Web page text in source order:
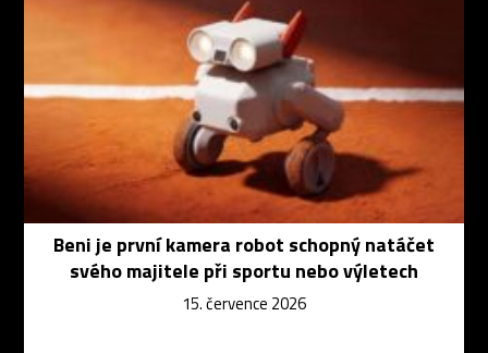
Beni je první kamera robot schopný natáčet
svého majitele při sportu nebo výletech
15. července 2026